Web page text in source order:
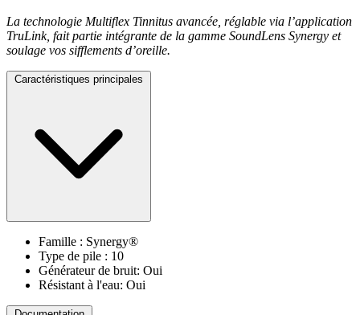
La technologie Multiflex Tinnitus avancée, réglable via l’application
TruLink, fait partie intégrante de la gamme SoundLens Synergy et
soulage vos sifflements d’oreille.
Caractéristiques principales
Famille : Synergy®
Type de pile : 10
Générateur de bruit: Oui
Résistant à l'eau: Oui